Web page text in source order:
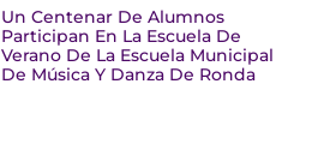
Un Centenar De Alumnos
Participan En La Escuela De
Verano De La Escuela Municipal
De Música Y Danza De Ronda